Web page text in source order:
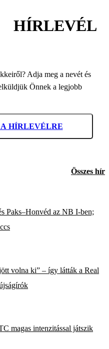
HÍRLEVÉL
Adja meg a nevét és
Önnek a legjobb
HÍRLEVÉLRE
Összes hír
Paks–Honvéd az NB I-ben;
volna ki” – így látták a Real
magas intenzitással játszik